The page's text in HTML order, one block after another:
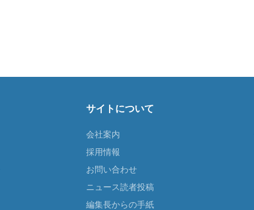
サイトについて
会社案内
採用情報
お問い合わせ
ニュース読者投稿
編集長からの手紙